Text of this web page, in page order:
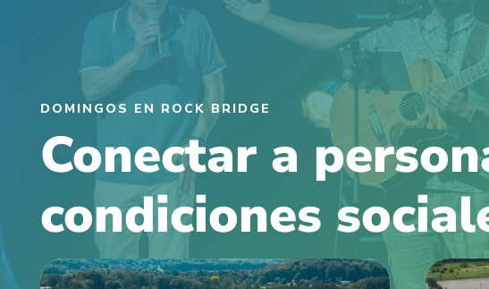
DOMINGOS EN ROCK BRIDGE
Conectar a
condiciones